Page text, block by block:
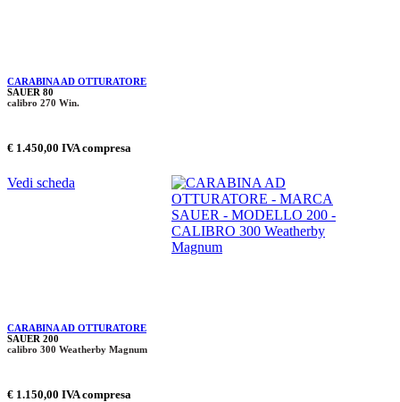
CARABINA AD OTTURATORE
SAUER 80
calibro 270 Win.
€ 1.450,00 IVA compresa
Vedi scheda
CARABINA AD OTTURATORE
SAUER 200
calibro 300 Weatherby Magnum
€ 1.150,00 IVA compresa